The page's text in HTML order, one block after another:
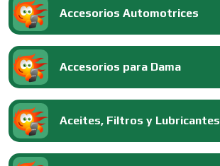
Accesorios Automotrices
Accesorios para Dama
Aceites, Filtros y Lubricantes